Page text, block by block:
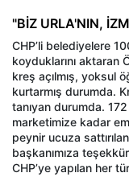
"BİZ URLA'NIN,
CHP’li belediyelere
koyduklarını aktaran
kreş açılmış, yoksul
kurtarmış durumda.
tanıyan durumda.
marketimize kadar
peynir ucuza
başkanımıza
CHP’ye yapılan her